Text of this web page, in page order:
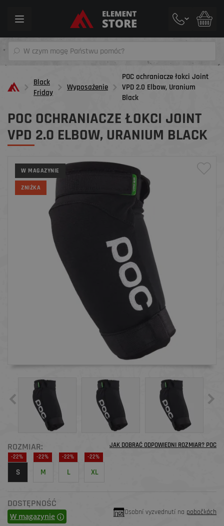
Toggle
Black
Friday
Wyposażenie
POC ochraniacze łokci Joint
VPD 2.0 Elbow, Uranium
Black
POC OCHRANIACZE ŁOKCI JOINT
VPD 2.0 ELBOW, URANIUM BLACK
W MAGAZYNIE
ZNIŻKA
ROZMIAR: JAK DOBRAĆ ODPOWIEDNI ROZMIAR? POC
-22%
S
-22%
M
-22%
L
-22%
XL
DOSTĘPNOŚĆ
W magazynie Osobní vyzvednutí na pobočkách